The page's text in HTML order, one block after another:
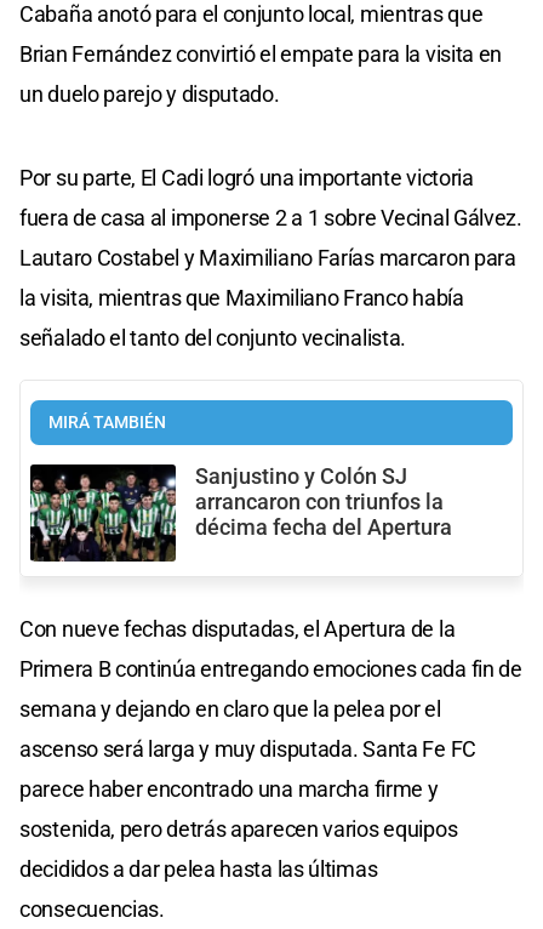
Cabaña anotó para el conjunto local, mientras que
Brian Fernández convirtió el empate para la visita en
un duelo parejo y disputado.
Por su parte, El Cadi logró una importante victoria
fuera de casa al imponerse 2 a 1 sobre Vecinal Gálvez.
Lautaro Costabel y Maximiliano Farías marcaron para
la visita, mientras que Maximiliano Franco había
señalado el tanto del conjunto vecinalista.
MIRÁ TAMBIÉN
Sanjustino y Colón SJ
arrancaron con triunfos la
décima fecha del Apertura
Con nueve fechas disputadas, el Apertura de la
Primera B continúa entregando emociones cada fin de
semana y dejando en claro que la pelea por el
ascenso será larga y muy disputada. Santa Fe FC
parece haber encontrado una marcha firme y
sostenida, pero detrás aparecen varios equipos
decididos a dar pelea hasta las últimas
consecuencias.